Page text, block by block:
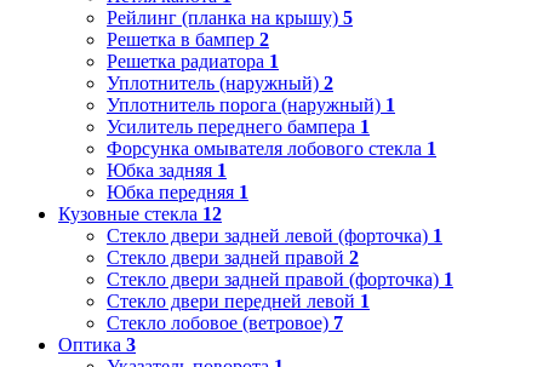
Рейлинг (планка на крышу) 5
Решетка в бампер 2
Решетка радиатора 1
Уплотнитель (наружный) 2
Уплотнитель порога (наружный) 1
Усилитель переднего бампера 1
Форсунка омывателя лобового стекла 1
Юбка задняя 1
Юбка передняя 1
Кузовные стекла 12
Стекло двери задней левой (форточка) 1
Стекло двери задней правой 2
Стекло двери задней правой (форточка) 1
Стекло двери передней левой 1
Стекло лобовое (ветровое) 7
Оптика 3